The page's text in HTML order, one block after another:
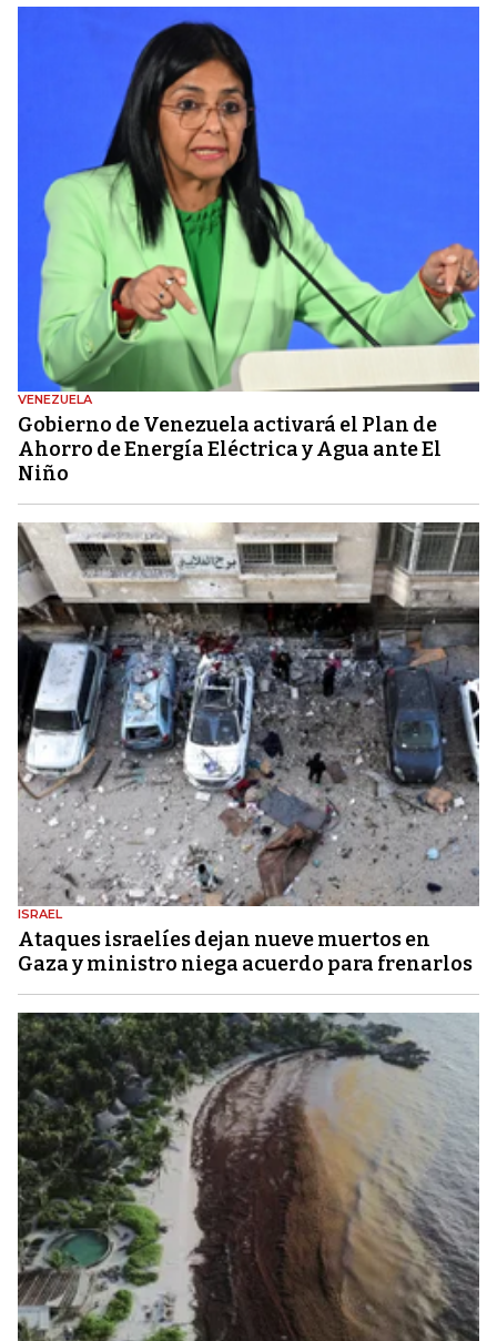
VENEZUELA
Gobierno de Venezuela activará el Plan de
Ahorro de Energía Eléctrica y Agua ante El
Niño
ISRAEL
Ataques israelíes dejan nueve muertos en
Gaza y ministro niega acuerdo para frenarlos